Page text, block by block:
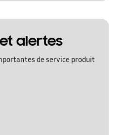
alertes
de service produit